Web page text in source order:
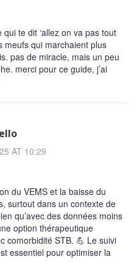
qui te dit ‘allez on va pas tout
meufs qui marchaient plus
pas de miracle, mais un peu
merci pour ce guide, j’ai
AT 10:29
du VEMS et la baisse du
surtout dans un contexte de
qu’avec des données moins
option thérapeutique
comorbidité STB. 💪 Le suivi
essentiel pour optimiser la